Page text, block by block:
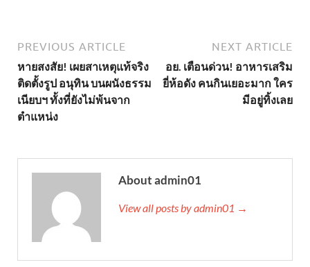
PREVIOUS ARTICLE
หายสงสัย! เผยสาเหตุแท้จริง
ติดตั้งรูป อนุทิน บนผนังธรรม
เนียบฯ ทั้งที่ยังไม่พ้นจาก
ตำแหน่ง
NEXT ARTICLE
อย. เตือนด่วน! อาหารเสริม
ยี่ห้อดัง คนกินเยอะมาก ใคร
มีอยู่ทิ้งเลย
About admin01
View all posts by admin01 →